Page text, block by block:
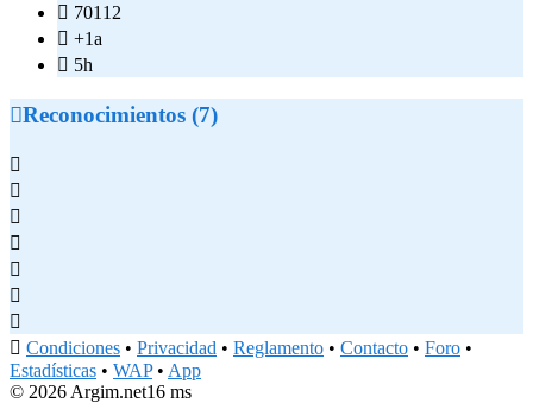
 70112
 +1a
 5h
Reconocimientos (7)







 Condiciones • Privacidad • Reglamento • Contacto • Foro •
Estadísticas • WAP• App
© 2026 Argim.net16 ms